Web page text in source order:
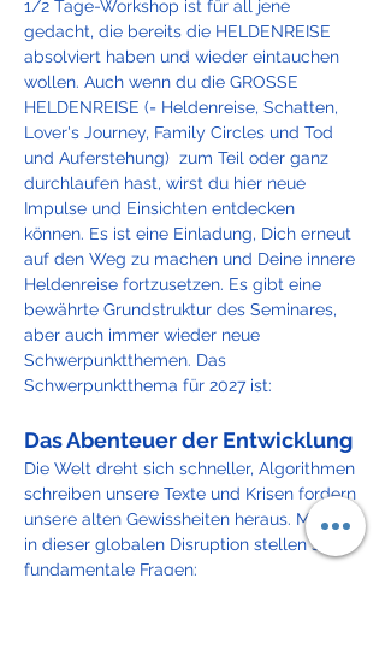
1/2 Tage-Workshop ist für all jene
gedacht, die bereits die HELDENREISE
absolviert haben und wieder eintauchen
wollen. Auch wenn du die GROSSE
HELDENREISE (= Heldenreise, Schatten,
Lover's Journey, Family Circles und Tod
und Auferstehung)  zum Teil oder ganz
durchlaufen hast, wirst du hier neue
Impulse und Einsichten entdecken
können. Es ist eine Einladung, Dich erneut
auf den Weg zu machen und Deine innere
Heldenreise fortzusetzen. Es gibt eine
bewährte Grundstruktur des Seminares,
aber auch immer wieder neue
Schwerpunktthemen. Das
Schwerpunktthema für 2027 ist:
Das Abenteuer der Entwicklung
Die Welt dreht sich schneller, Algorithmen
schreiben unsere Texte und Krisen fordern
unsere alten Gewissheiten heraus. Mitten
in dieser globalen Disruption stellen sich
fundamentale Fragen: